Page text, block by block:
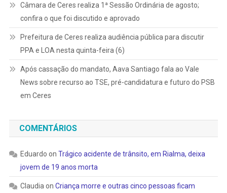
Câmara de Ceres realiza 1ª Sessão Ordinária de agosto;
confira o que foi discutido e aprovado
Prefeitura de Ceres realiza audiência pública para discutir
PPA e LOA nesta quinta-feira (6)
Após cassação do mandato, Aava Santiago fala ao Vale
News sobre recurso ao TSE, pré-candidatura e futuro do PSB
em Ceres
COMENTÁRIOS
Eduardo on Trágico acidente de trânsito, em Rialma, deixa
jovem de 19 anos morta
Claudia on Criança morre e outras cinco pessoas ficam